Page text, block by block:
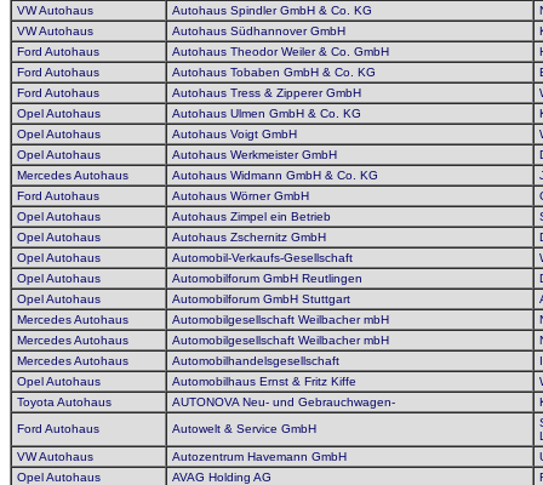
VW Autohaus
Autohaus Spindler GmbH & Co. KG
VW Autohaus
Autohaus Südhannover GmbH
Ford Autohaus
Autohaus Theodor Weiler & Co. GmbH
Ford Autohaus
Autohaus Tobaben GmbH & Co. KG
Ford Autohaus
Autohaus Tress & Zipperer GmbH
Opel Autohaus
Autohaus Ulmen GmbH & Co. KG
Opel Autohaus
Autohaus Voigt GmbH
Opel Autohaus
Autohaus Werkmeister GmbH
Mercedes Autohaus
Autohaus Widmann GmbH & Co. KG
Ford Autohaus
Autohaus Wörner GmbH
Opel Autohaus
Autohaus Zimpel ein Betrieb
Opel Autohaus
Autohaus Zschernitz GmbH
Opel Autohaus
Automobil-Verkaufs-Gesellschaft
Opel Autohaus
Automobilforum GmbH Reutlingen
Opel Autohaus
Automobilforum GmbH Stuttgart
Mercedes Autohaus
Automobilgesellschaft Weilbacher mbH
Mercedes Autohaus
Automobilgesellschaft Weilbacher mbH
Mercedes Autohaus
Automobilhandelsgesellschaft
Opel Autohaus
Automobilhaus Ernst & Fritz Kiffe
Toyota Autohaus
AUTONOVA Neu- und Gebrauchwagen-
Ford Autohaus
Autowelt & Service GmbH
VW Autohaus
Autozentrum Havemann GmbH
Opel Autohaus
AVAG Holding AG